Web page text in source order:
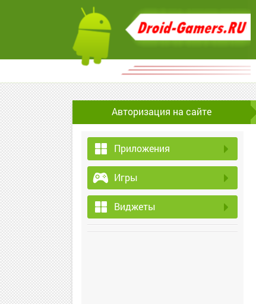
Авторизация на сайте
Приложения
Игры
Виджеты